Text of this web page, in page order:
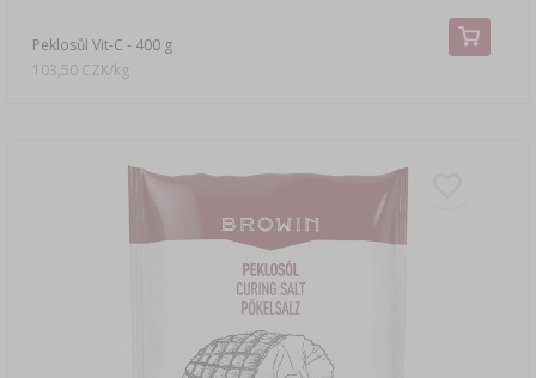
Peklosůl Vit-C - 400 g
103,50 CZK/kg